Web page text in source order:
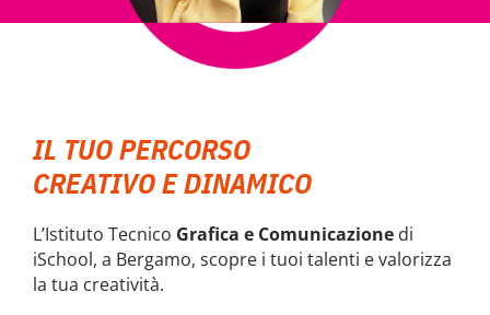
IL TUO PERCORSO
CREATIVO E DINAMICO
L’Istituto Tecnico Grafica e Comunicazionedi
iSchool, a Bergamo, scopre i tuoi talenti e valorizza
la tua creatività.